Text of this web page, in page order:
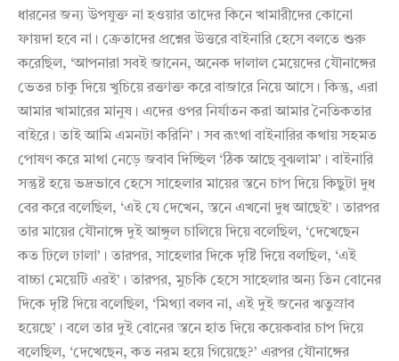
ধারনের জন্য উপযুক্ত না হওয়ার তাদের কিনে খামারীদের কোনো
ফায়দা হবে না। ক্রেতাদের প্রশ্নের উত্তরে বাইনারি হেসে বলতে শুরু
করেছিল, ‘আপনারা সবই জানেন, অনেক দালাল মেয়েদের যৌনাঙ্গের
ভেতর চাকু দিয়ে খুচিয়ে রক্তাক্ত করে বাজারে নিয়ে আসে। কিন্তু, এরা
আমার খামারের মানুষ। এদের ওপর নির্যাতন করা আমার নৈতিকতার
বাইরে। তাই আমি এমনটা করিনি’। সব রূংথা বাইনারির কথায় সহমত
পোষণ করে মাথা নেড়ে জবাব দিচ্ছিল ‘ঠিক আছে বুঝলাম’। বাইনারি
সন্তুষ্ট হয়ে ভদ্রভাবে হেসে সাহেলার মায়ের স্তনে চাপ দিয়ে কিছুটা দুধ
বের করে বলেছিল, ‘এই যে দেখেন, স্তনে এখনো দুধ আছেই’। তারপর
তার মায়ের যৌনাঙ্গে দুই আঙ্গুল চালিয়ে দিয়ে বলেছিল, ‘দেখেছেন
কত ঢিলে ঢালা’। তারপর, সাহেলার দিকে দৃষ্টি দিয়ে বলছিল, ‘এই
বাচ্চা মেয়েটি এরই’। তারপর, মুচকি হেসে সাহেলার অন্য তিন বোনের
দিকে দৃষ্টি দিয়ে বলেছিল, ‘মিথ্যা বলব না, এই দুই জনের ঋতুস্রাব
হয়েছে’। বলে তার দুই বোনের স্তনে হাত দিয়ে কয়েকবার চাপ দিয়ে
বলেছিল, ‘দেখেছেন, কত নরম হয়ে গিয়েছে?’ এরপর যৌনাঙ্গের